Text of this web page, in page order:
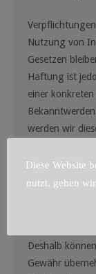
Nutzung von
Gesetzen
Haftung ist
einer
werden wir
Unser
Deshalb
Gewähr
Diese Website
nutzt, gehen